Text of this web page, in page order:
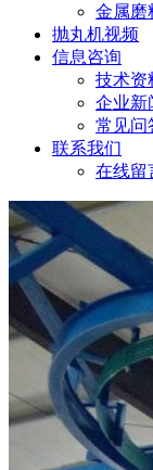
金属磨
抛丸机视频
信息咨询
技术资
企业新
常见问
联系我们
在线留